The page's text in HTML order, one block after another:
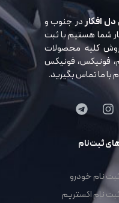
دل افکاردر جنوب و
شما هستیم با ثبت
کلیه محصولات
فونیکس، فونیکس
ثبت نام
نام خودرو
نام اکستریم